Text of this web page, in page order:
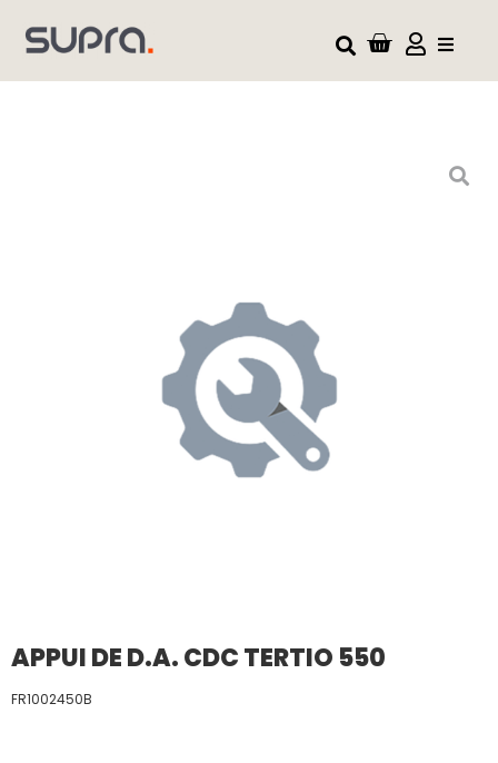
APPUI DE D.A. CDC TERTIO 550
FR1002450B